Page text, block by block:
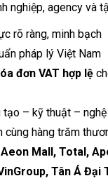
nghiệp, agency và
rõ ràng, minh bạch
pháp lý Việt Nam
đơn VAT hợp lệ
– kỹ thuật –
cùng hàng trăm
Mall, Total,
Tân Á Đại